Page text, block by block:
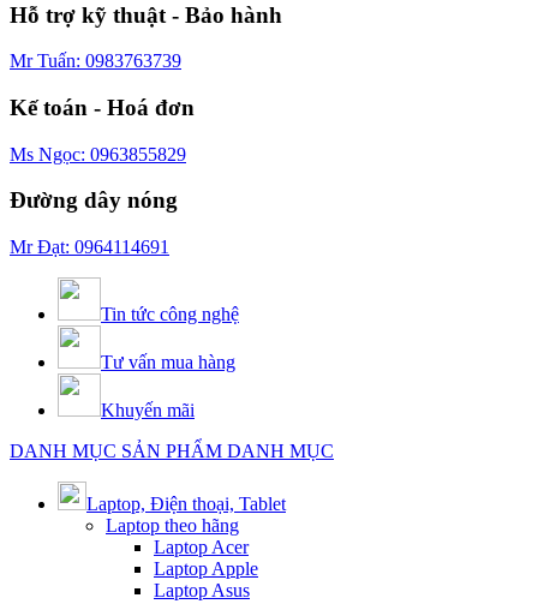
Hỗ trợ kỹ thuật - Bảo hành
Mr Tuấn: 0983763739
Kế toán - Hoá đơn
Ms Ngọc: 0963855829
Đường dây nóng
Mr Đạt: 0964114691
Tin tức công nghệ
Tư vấn mua hàng
Khuyến mãi
DANH MỤC SẢN PHẨM DANH MỤC
Laptop, Điện thoại, Tablet
Laptop theo hãng
Laptop Acer
Laptop Apple
Laptop Asus